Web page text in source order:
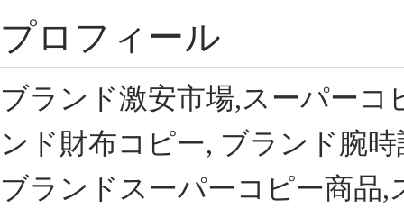
プロフィール
ブランド激安市場,スーパー
ンド財布コピー, ブランド腕
ブランドスーパーコピー商品